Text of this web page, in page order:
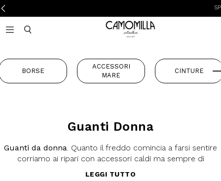
Camomilla Italia®
BORSE
ACCESSORI
MARE
CINTURE
Guanti Donna
Guanti da donna. Quanto il freddo comincia a farsi sentire
corriamo ai ripari con accessori caldi ma sempre di
LEGGI TUTTO